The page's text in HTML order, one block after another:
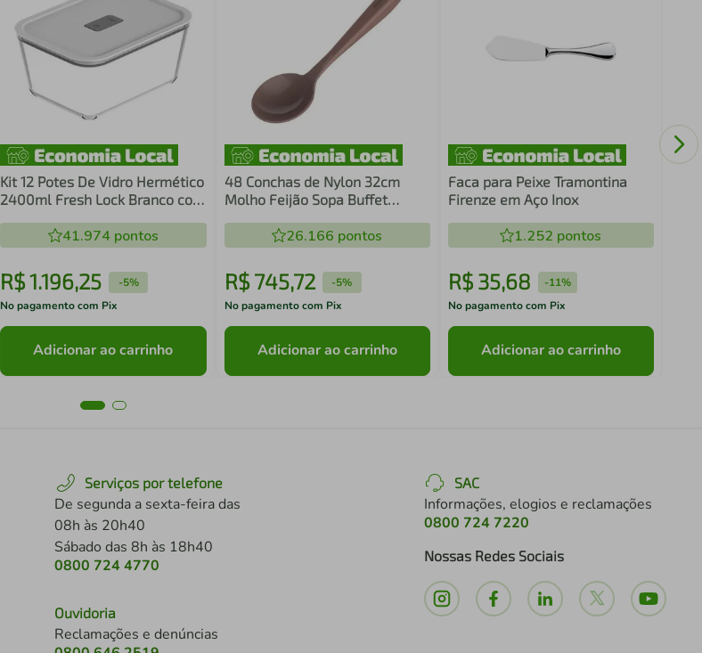
Kit 12 Potes De Vidro Hermético
2400ml Fresh Lock Branco com
41.974pontos
R$1.196,25 -5%
No pagamento com Pix
Adicionar ao carrinho
48 Conchas de Nylon 32cm
Molho Feijão Sopa Buffet
26.166 pontos
R$ 745,72 -5%
No pagamento com Pix
Adicionar ao carrinho
Faca para Peixe Tramontina
Firenze em Aço Inox
1.252 pontos
R$ 35,68 -11%
No pagamento com Pix
Adicionar ao carrinho
Serviços por telefone
De segunda a sexta-feira das
08h às 20h40
Sábado das 8h às 18h40
0800 724 4770
Ouvidoria
Reclamações e denúncias
SAC
Informações, elogios e reclamações
0800 724 7220
Nossas Redes Sociais